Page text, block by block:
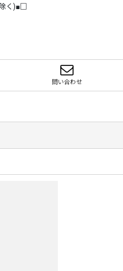
く)■□
問い合わせ